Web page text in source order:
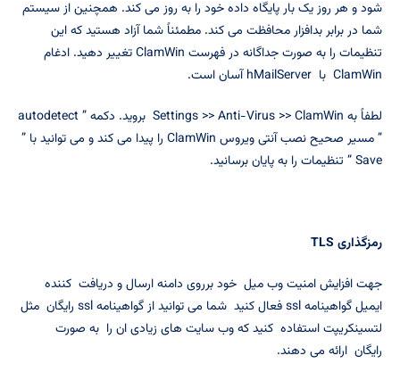
شود و هر روز یک بار پایگاه داده خود را به روز می کند. همچنین از سیستم
شما در برابر بدافزار محافظت می کند. مطمئناً شما آزاد هستید که این
تنظیمات را به صورت جداگانه در فهرست ClamWin تغییر دهید. ادغام
ClamWin با hMailServer آسان است.
لطفاً به Settings >> Anti-Virus >> ClamWin بروید. دکمه ” autodetect
” مسیر صحیح نصب آنتی ویروس ClamWin را پیدا می کند و می توانید با ”
Save ” تنظیمات را به پایان برسانید.
رمزگذاری TLS
جهت افزایش امنیت وب میل خود برروی دامنه ارسال و دریافت کننده
ایمیل گواهینامه ssl فعال کنید شما می توانید از گواهینامه ssl رایگان مثل
لتسینکریپت استفاده کنید که وب سایت های زیادی ان را به صورت
رایگان ارائه می دهند.